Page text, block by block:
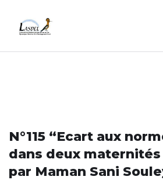
N°115 “Ecart aux
dans deux
par Maman Sani